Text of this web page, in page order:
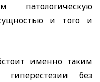
и того и
именно таким
без